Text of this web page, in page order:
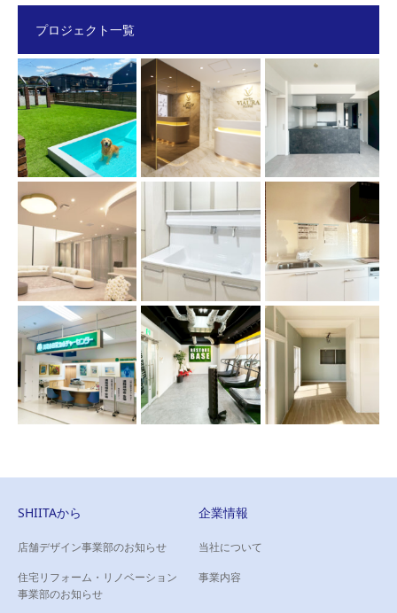
プロジェクト一覧
SHIITAから
店舗デザイン事業部のお知らせ
住宅リフォーム・リノベーション
事業部のお知らせ
企業情報
当社について
事業内容